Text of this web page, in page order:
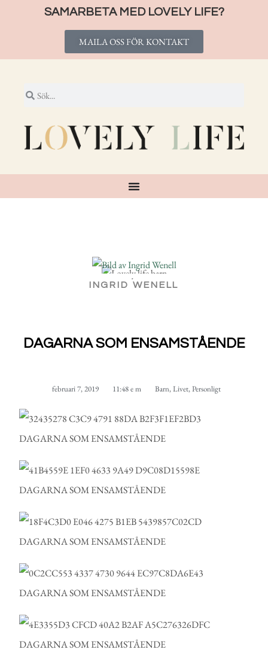
SAMARBETA MED LOVELY LIFE?
MAILA OSS FÖR KONTAKT
INGRID WENELL
DAGARNA SOM ENSAMSTÅENDE
februari 7, 2019 11:48 e m Barn,Livet,Personligt